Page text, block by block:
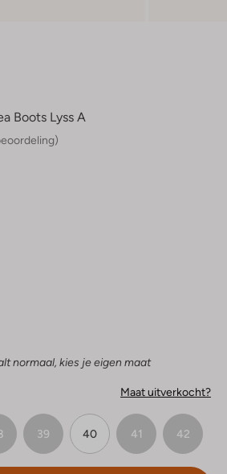
Boots Lyss A
normaal, kies je eigen maat
Maat uitverkocht?
39 40 41 42